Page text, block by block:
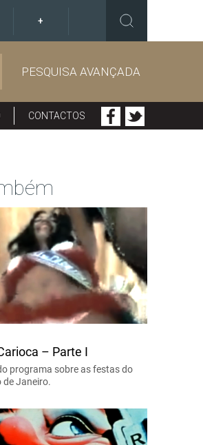
+
PESQUISA AVANÇADA
CONTACTOS
– Parte I
programa sobre as festas do
de Janeiro.